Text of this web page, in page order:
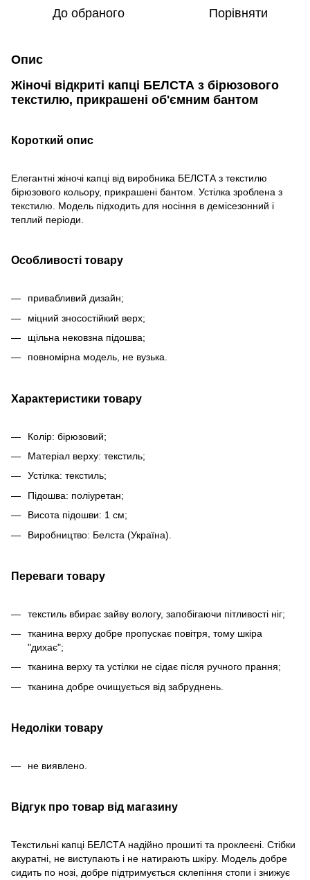
До обраного Порівняти
Опис
Жіночі відкриті капці БЕЛСТА з бірюзового
текстилю, прикрашені об'ємним бантом
Короткий опис
Елегантні жіночі капці від виробника БЕЛСТА з текстилю
бірюзового кольору, прикрашені бантом. Устілка зроблена з
текстилю. Модель підходить для носіння в демісезонний і
теплий періоди.
Особливості товару
привабливий дизайн;
міцний зносостійкий верх;
щільна нековзна підошва;
повномірна модель, не вузька.
Характеристики товару
Колір: бірюзовий;
Матеріал верху: текстиль;
Устілка: текстиль;
Підошва: поліуретан;
Висота підошви: 1 см;
Виробництво: Белста (Україна).
Переваги товару
текстиль вбирає зайву вологу, запобігаючи пітливості ніг;
тканина верху добре пропускає повітря, тому шкіра
"дихає";
тканина верху та устілки не сідає після ручного прання;
тканина добре очищується від забруднень.
Недоліки товару
не виявлено.
Відгук про товар від магазину
Текстильні капці БЕЛСТА надійно прошиті та проклеєні. Стібки
акуратні, не виступають і не натирають шкіру. Модель добре
сидить по нозі, добре підтримується склепіння стопи і знижує